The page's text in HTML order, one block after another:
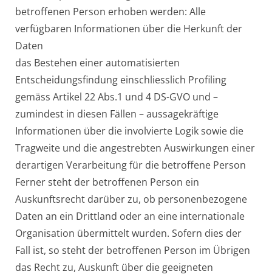
betroffenen Person erhoben werden: Alle
verfügbaren Informationen über die Herkunft der
Daten
das Bestehen einer automatisierten
Entscheidungsfindung einschliesslich Profiling
gemäss Artikel 22 Abs.1 und 4 DS-GVO und –
zumindest in diesen Fällen – aussagekräftige
Informationen über die involvierte Logik sowie die
Tragweite und die angestrebten Auswirkungen einer
derartigen Verarbeitung für die betroffene Person
Ferner steht der betroffenen Person ein
Auskunftsrecht darüber zu, ob personenbezogene
Daten an ein Drittland oder an eine internationale
Organisation übermittelt wurden. Sofern dies der
Fall ist, so steht der betroffenen Person im Übrigen
das Recht zu, Auskunft über die geeigneten